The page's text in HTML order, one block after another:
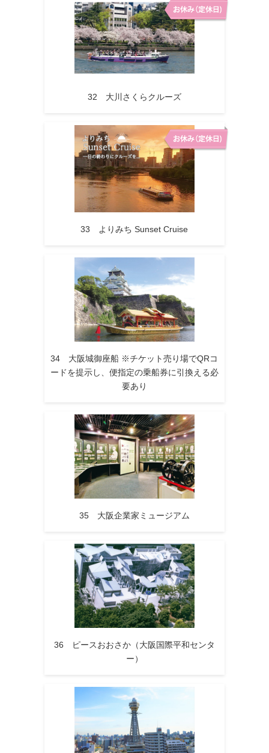
32 大川さくらクルーズ
33 よりみち Sunset Cruise
34 大阪城御座船 ※チケット売り場でQRコ
ードを提示し、便指定の乗船券に引換える必
要あり
35 大阪企業家ミュージアム
36 ピースおおさか（大阪国際平和センタ
ー）